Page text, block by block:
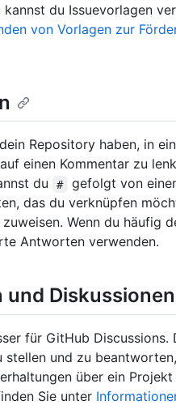
du Issuevorlagen
von Vorlagen zur
Repository haben, in
einen Kommentar zu
du
#
gefolgt von
das du verknüpfen
Wenn du häufig
Antworten verwenden.
und Diskussionen
für GitHub Discussions.
stellen und zu
über ein
Sie unter